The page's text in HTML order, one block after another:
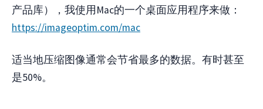
产品库），我使用Mac的一个桌面应用程序来做：
https://imageoptim.com/mac
适当地压缩图像通常会节省最多的数据。有时甚至
是50%。